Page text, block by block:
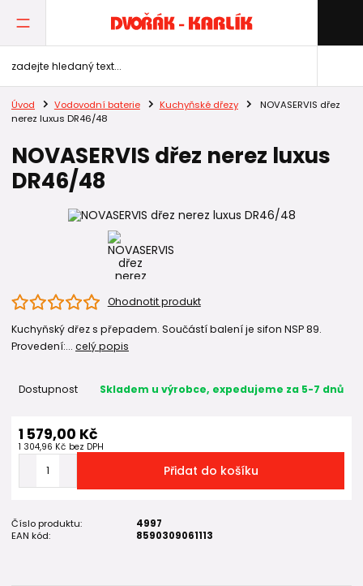
Úvod Vodovodní baterie Kuchyňské dřezy
NOVASERVIS dřez
nerez luxus DR46/48
NOVASERVIS dřez nerez luxus
DR46/48
Ohodnotit produkt
Kuchyňský dřez s přepadem. Součástí balení je sifon NSP 89.
Provedení:... celý popis
Dostupnost Skladem u výrobce, expedujeme za 5-7 dnů
1 579,00 Kč
1 304,96 Kč bez DPH
Přidat do košíku
Číslo produktu:
4997
EAN kód:
8590309061113